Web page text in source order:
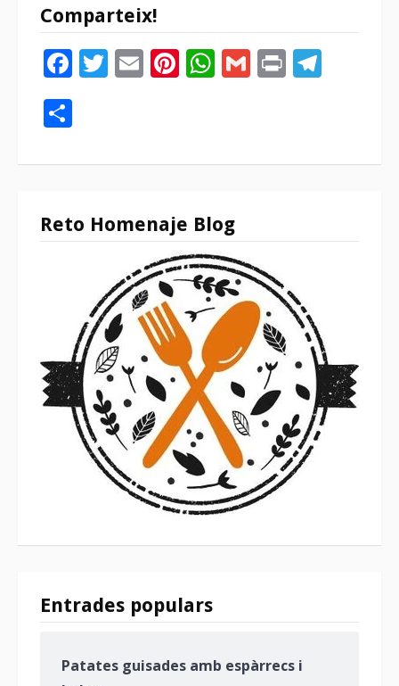
Comparteix!
Facebook
Twitter
EmailPinterest
WhatsApp
Gmail
Print
Reto Homenaje Blog
Entrades populars
Patates guisades amb espàrrecs i